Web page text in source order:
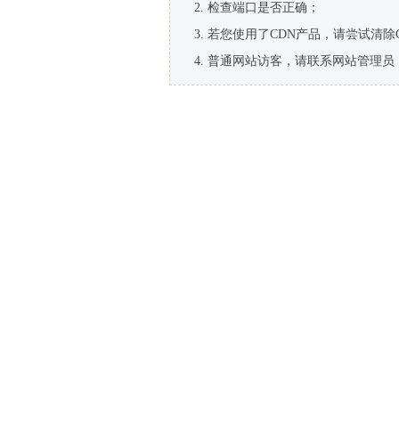
检查端口是否正确；
若您使用了CDN产品，请尝试清除
普通网站访客，请联系网站管理员